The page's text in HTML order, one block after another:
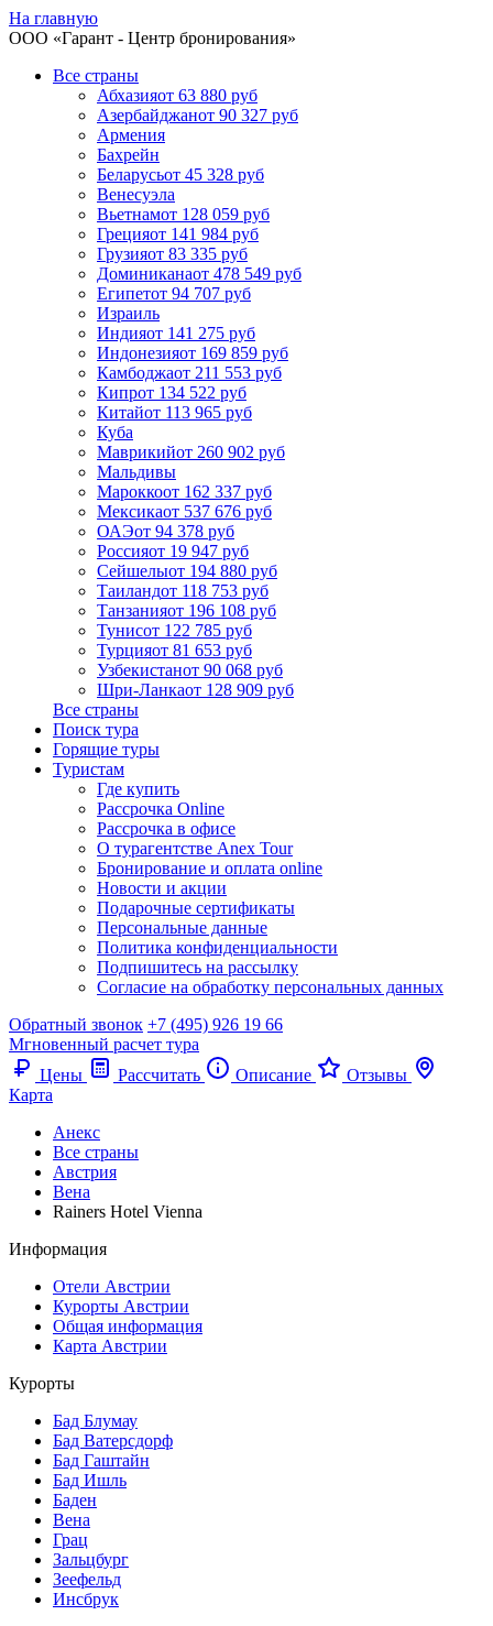
На главную
ООО «Гарант - Центр бронирования»
Все страны
Абхазияот 63 880 руб
Азербайджанот 90 327 руб
Армения
Бахрейн
Беларусьот 45 328 руб
Венесуэла
Вьетнамот 128 059 руб
Грецияот 141 984 руб
Грузияот 83 335 руб
Доминиканаот 478 549 руб
Египетот 94 707 руб
Израиль
Индияот 141 275 руб
Индонезияот 169 859 руб
Камбоджаот 211 553 руб
Кипрот 134 522 руб
Китайот 113 965 руб
Куба
Маврикийот 260 902 руб
Мальдивы
Мароккоот 162 337 руб
Мексикаот 537 676 руб
ОАЭот 94 378 руб
Россияот 19 947 руб
Сейшелыот 194 880 руб
Таиландот 118 753 руб
Танзанияот 196 108 руб
Тунисот 122 785 руб
Турцияот 81 653 руб
Узбекистанот 90 068 руб
Шри-Ланкаот 128 909 руб
Все страны
Поиск тура
Горящие туры
Туристам
Где купить
Рассрочка Online
Рассрочка в офисе
О турагентстве Anex Tour
Бронирование и оплата online
Новости и акции
Подарочные сертификаты
Персональные данные
Политика конфиденциальности
Подпишитесь на рассылку
Согласие на обработку персональных данных
Обратный звонок +7 (495) 926 19 66
Мгновенный расчет тура
Цены
Рассчитать Описание
Отзывы
Карта
Анекс
Все страны
Австрия
Вена
Rainers Hotel Vienna
Информация
Отели Австрии
Курорты Австрии
Общая информация
Карта Австрии
Курорты
Бад Блумау
Бад Ватерсдорф
Бад Гаштайн
Бад Ишль
Баден
Вена
Грац
Зальцбург
Зеефельд
Инсбрук